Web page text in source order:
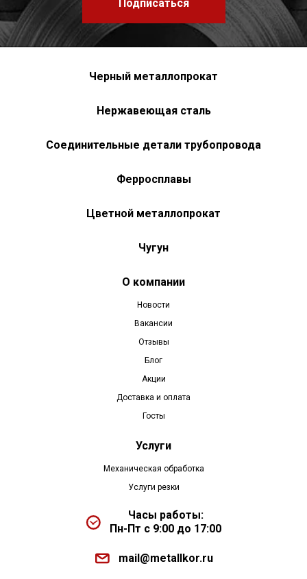
Подписаться
Черный металлопрокат
Нержавеющая сталь
Соединительные детали трубопровода
Ферросплавы
Цветной металлопрокат
Чугун
О компании
Новости
Вакансии
Отзывы
Блог
Акции
Доставка и оплата
Госты
Услуги
Механическая обработка
Услуги резки
Часы работы:
Пн-Пт с 9:00 до 17:00
mail@metallkor.ru